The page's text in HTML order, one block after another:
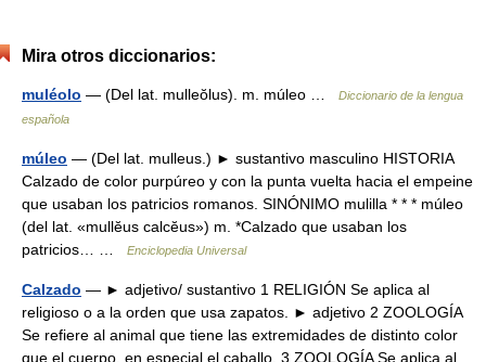
Mira otros diccionarios:
muléolo — (Del lat. mulleŏlus). m. múleo …
Diccionario de la lengua
española
múleo — (Del lat. mulleus.) ► sustantivo masculino HISTORIA
Calzado de color purpúreo y con la punta vuelta hacia el empeine
que usaban los patricios romanos. SINÓNIMO mulilla * * * múleo
(del lat. «mullĕus calcĕus») m. *Calzado que usaban los
patricios… …
Enciclopedia Universal
Calzado — ► adjetivo/ sustantivo 1 RELIGIÓN Se aplica al
religioso o a la orden que usa zapatos. ► adjetivo 2 ZOOLOGÍA
Se refiere al animal que tiene las extremidades de distinto color
que el cuerpo, en especial el caballo. 3 ZOOLOGÍA Se aplica al